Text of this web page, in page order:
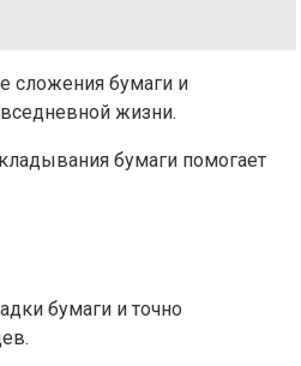
сложения бумаги и
жизни.
бумаги помогает
бумаги и точно